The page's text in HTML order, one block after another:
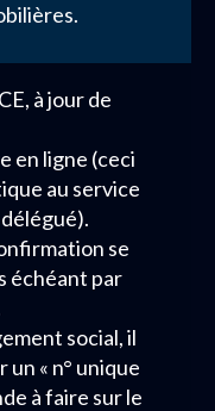
à jour de
en ligne (ceci
au service
se
échéant par
social, il
un « n° unique
à faire sur le